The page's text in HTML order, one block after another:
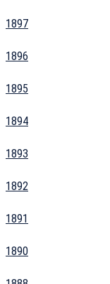
1897
1896
1895
1894
1893
1892
1891
1890